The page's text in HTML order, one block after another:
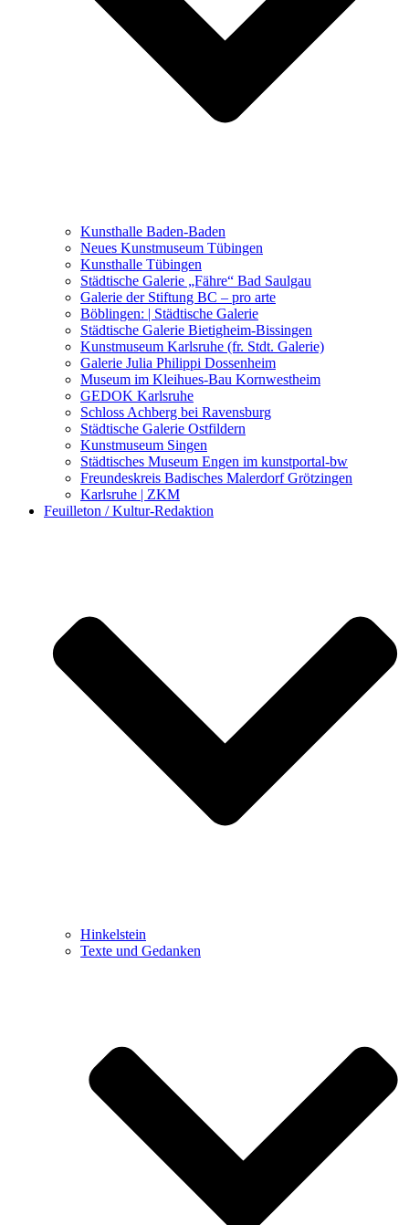
Was seither geschah
Kunstwettbewerbe, Ausschreibungen für Künstler
Kunsthalle Baden-Baden
Neues Kunstmuseum Tübingen
Kunsthalle Tübingen
Städtische Galerie „Fähre“ Bad Saulgau
Galerie der Stiftung BC – pro arte
Böblingen: | Städtische Galerie
Städtische Galerie Bietigheim-Bissingen
Kunstmuseum Karlsruhe (fr. Stdt. Galerie)
Galerie Julia Philippi Dossenheim
Museum im Kleihues-Bau Kornwestheim
GEDOK Karlsruhe
Schloss Achberg bei Ravensburg
Städtische Galerie Ostfildern
Kunstmuseum Singen
Städtisches Museum Engen im kunstportal-bw
Freundeskreis Badisches Malerdorf Grötzingen
Karlsruhe | ZKM
Feuilleton / Kultur-Redaktion
Hinkelstein
Texte und Gedanken